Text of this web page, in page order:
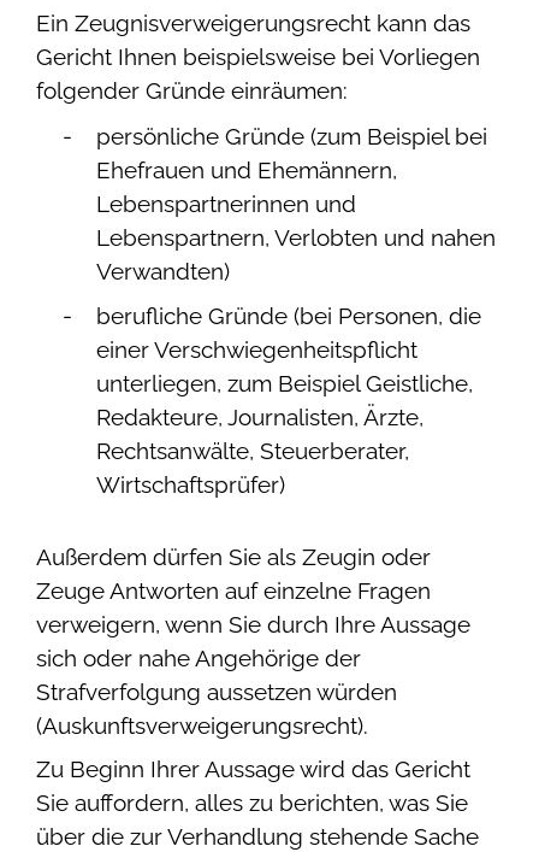
Ein Zeugnisverweigerungsrecht kann das
Gericht Ihnen beispielsweise bei Vorliegen
folgender Gründe einräumen:
persönliche Gründe (zum Beispiel bei
Ehefrauen und Ehemännern,
Lebenspartnerinnen und
Lebenspartnern, Verlobten und nahen
Verwandten)
berufliche Gründe (bei Personen, die
einer Verschwiegenheitspflicht
unterliegen, zum Beispiel Geistliche,
Redakteure, Journalisten, Ärzte,
Rechtsanwälte, Steuerberater,
Wirtschaftsprüfer)
Außerdem dürfen Sie als Zeugin oder
Zeuge Antworten auf einzelne Fragen
verweigern, wenn Sie durch Ihre Aussage
sich oder nahe Angehörige der
Strafverfolgung aussetzen würden
(Auskunftsverweigerungsrecht).
Zu Beginn Ihrer Aussage wird das Gericht
Sie auffordern, alles zu berichten, was Sie
über die zur Verhandlung stehende Sache